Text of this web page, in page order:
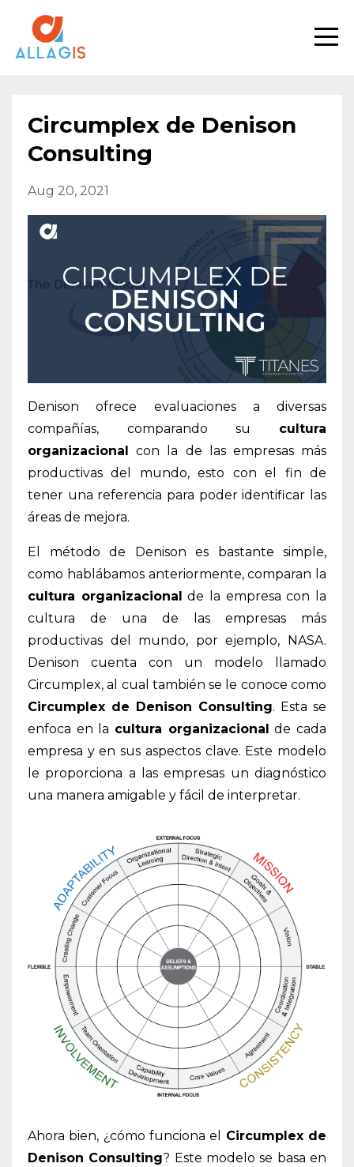
Circumplex de Denison
Consulting
Aug 20, 2021
Denison ofrece evaluaciones a diversas
compañías, comparando su cultura
organizacional con la de las empresas más
productivas del mundo, esto con el fin de
tener una referencia para poder identificar las
áreas de mejora.
El método de Denison es bastante simple,
como hablábamos anteriormente, comparan la
cultura organizacional de la empresa con la
cultura de una de las empresas más
productivas del mundo, por ejemplo, NASA.
Denison cuenta con un modelo llamado
Circumplex, al cual también se le conoce como
Circumplex de Denison Consulting. Esta se
enfoca en la cultura organizacional de cada
empresa y en sus aspectos clave. Este modelo
le proporciona a las empresas un diagnóstico
una manera amigable y fácil de interpretar.
Ahora bien, ¿cómo funciona el Circumplex de
Denison Consulting? Este modelo se basa en